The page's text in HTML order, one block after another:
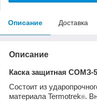
Описание Доставка
Описание
Каска защитная СОМЗ-
Состоит из
материала Termotrek®.